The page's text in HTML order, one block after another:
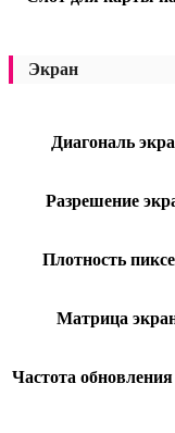
Экран
Диагональ
Разрешение
Плотность
Матрица
Частота